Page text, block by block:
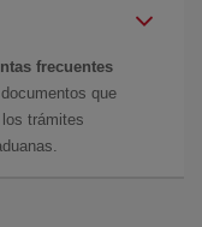
frecuentes
que
trámites